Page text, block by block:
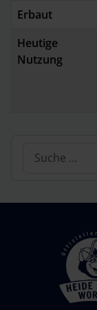
Erbaut
Heutige
Nutzung
Suchen